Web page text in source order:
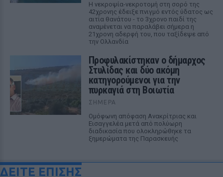
Η νεκροψία-νεκροτομή στη σορό της
42χρονης έδειξε πνιγμό εντός ύδατος ως
αιτία θανάτου - το 3χρονο παιδί της
αναμένεται να παραλάβει σήμερα η
21χρονη αδερφή του, που ταξίδεψε από
την Ολλανδία
Προφυλακίστηκαν ο δήμαρχος
Στυλίδας και δύο ακόμη
κατηγορούμενοι για την
πυρκαγιά στη Βοιωτία
ΣΉΜΕΡΑ
Ομόφωνη απόφαση Ανακρίτριας και
Εισαγγελέα μετά από πολύωρη
διαδικασία που ολοκληρώθηκε τα
ξημερώματα της Παρασκευής
ΔΕΙΤΕ ΕΠΙΣΗΣ